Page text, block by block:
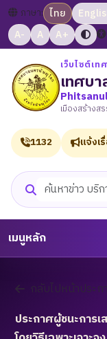
ภาษา: ไทย
A-
A A+
เว็บไซต์เท
เทศบ
เมืองสร้างส
ค้นหาเว็บไซต์
1132 แจ้งเ
เมนูหลัก
กลับไปหน้าประ
ประกาศผู้ชนะการ